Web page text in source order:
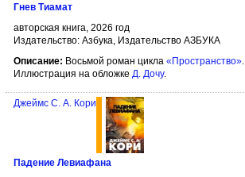
Гнев Тиамат
авторская книга, 2026 год
Издательство: Азбука, Издательство АЗБУКА
Описание: Восьмой роман цикла «Пространство».
Иллюстрация на обложке Д. Дочу.
Джеймс С. А. Кори
Падение Левиафана